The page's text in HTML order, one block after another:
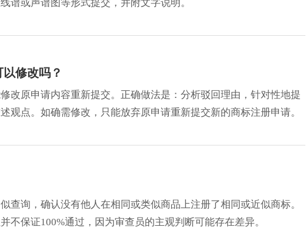
谱或声谱图等形式提交，并附文字说明。
修改吗？
改原申请内容重新提交。正确做法是：分析驳回理由，针对性地提
观点。如确需修改，只能放弃原申请重新提交新的商标注册申请。
查询，确认没有他人在相同或类似商品上注册了相同或近似商标。
不保证100%通过，因为审查员的主观判断可能存在差异。